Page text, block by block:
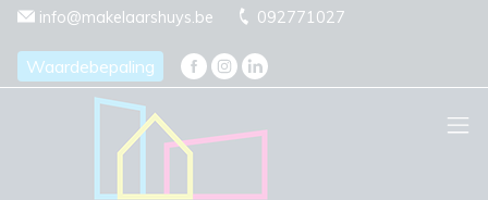
Menu overslaan en naar de inhoud gaan
info@makelaarshuys.be 092771027
Waardebepaling